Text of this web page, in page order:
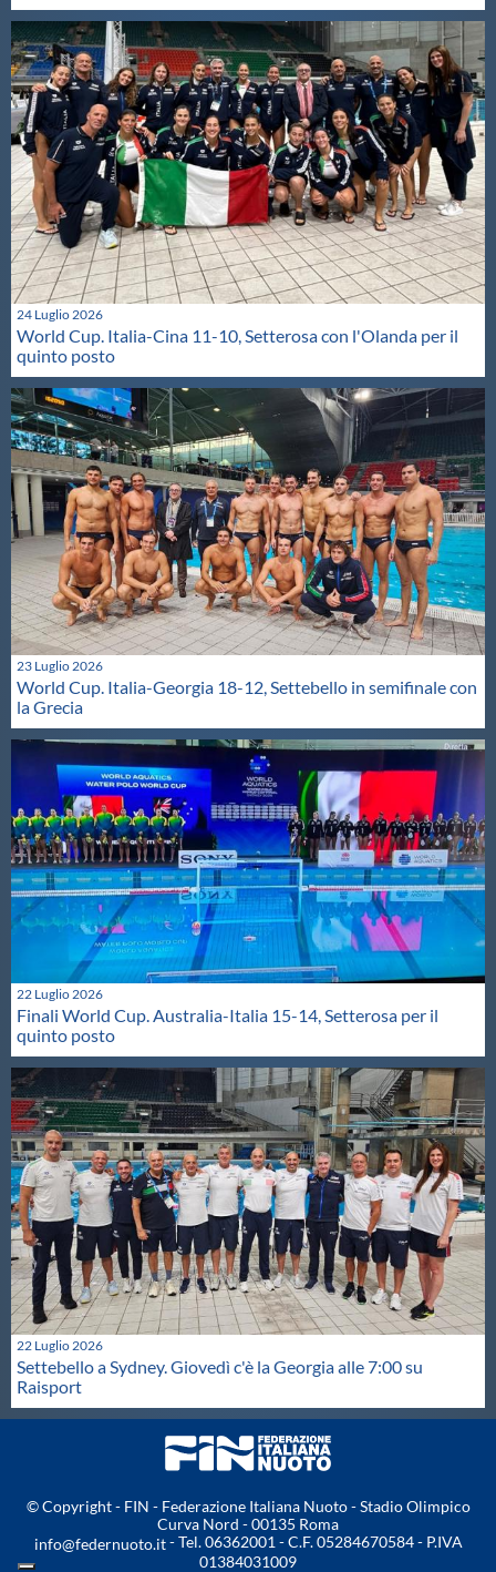
24 Luglio 2026
World Cup. Italia-Cina 11-10, Setterosa con l'Olanda per il
quinto posto
23 Luglio 2026
World Cup. Italia-Georgia 18-12, Settebello in semifinale con
la Grecia
22 Luglio 2026
Finali World Cup. Australia-Italia 15-14, Setterosa per il
quinto posto
22 Luglio 2026
Settebello a Sydney. Giovedì c'è la Georgia alle 7:00 su
Raisport
© Copyright - FIN - Federazione Italiana Nuoto - Stadio Olimpico
Curva Nord - 00135 Roma
info@federnuoto.it- Tel. 06362001 - C.F. 05284670584 - P.IVA
01384031009